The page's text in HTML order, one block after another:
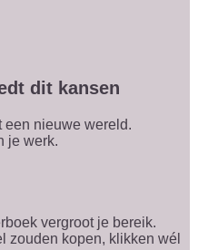
dit kansen
een nieuwe wereld.
je werk.
vergroot je bereik.
zouden kopen, klikken wél